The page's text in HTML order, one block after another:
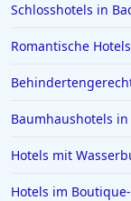
Hotels mit
Hotels mit
Schlosshotels in
Romantische
Baumhaushotels
Hotels mit
Hotels im